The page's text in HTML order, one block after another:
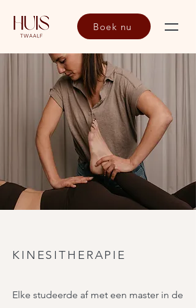
Boek nu
KINESITHERAPIE
Elke studeerde af met een master in de